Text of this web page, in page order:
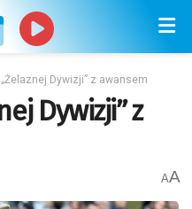
Dywizji” z awansem
Dywizji” z
AA